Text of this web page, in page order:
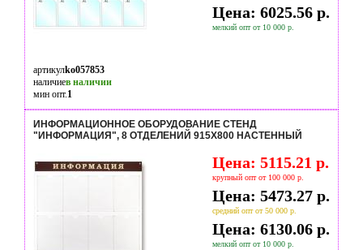
Цена: 6025.56 р.
мелкий опт от 10 000 р.
артикулko057853
наличиев наличии
мин опт.1
ИНФОРМАЦИОННОЕ ОБОРУДОВАНИЕ СТЕНД
"ИНФОРМАЦИЯ", 8 ОТДЕЛЕНИЙ 915Х800 НАСТЕННЫЙ
Цена: 5115.21 р.
крупный опт от 100 000 р.
Цена: 5473.27 р.
средний опт от 50 000 р.
Цена: 6130.06 р.
мелкий опт от 10 000 р.